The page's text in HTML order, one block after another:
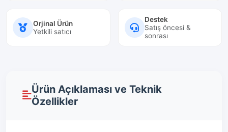
Orjinal Ürün
Yetkili satıcı
Destek
Satış öncesi &
sonrası
Ürün Açıklaması ve Teknik
Özellikler